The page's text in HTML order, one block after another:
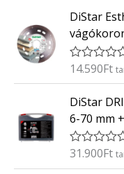
DiStar
É
é
k
e
l
s
:
14.590Ft
DiStar
6-70 mm
É
31.900Ft